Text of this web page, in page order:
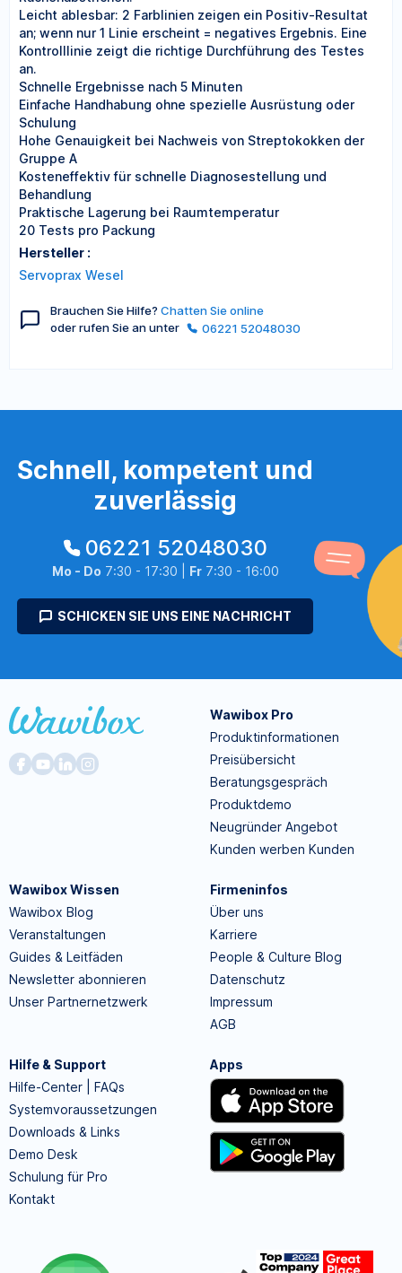
Leicht ablesbar: 2 Farblinien zeigen ein Positiv-Resultat
an; wenn nur 1 Linie erscheint = negatives Ergebnis. Eine
Kontrolllinie zeigt die richtige Durchführung des Testes
an.
Schnelle Ergebnisse nach 5 Minuten
Einfache Handhabung ohne spezielle Ausrüstung oder
Schulung
Hohe Genauigkeit bei Nachweis von Streptokokken der
Gruppe A
Kosteneffektiv für schnelle Diagnosestellung und
Behandlung
Praktische Lagerung bei Raumtemperatur
20 Tests pro Packung
Hersteller :
Servoprax Wesel
Brauchen Sie Hilfe? Chatten Sie online
oder rufen Sie an unter
06221 52048030
Schnell, kompetent und
zuverlässig
06221 52048030
Mo - Do 7:30 - 17:30 | Fr7:30 - 16:00
SCHICKEN SIE UNS EINE NACHRICHT
Wawibox Pro
Produktinformationen
Preisübersicht
Beratungsgespräch
Produktdemo
Neugründer Angebot
Kunden werben Kunden
Wawibox Wissen
Wawibox Blog
Veranstaltungen
Guides & Leitfäden
Newsletter abonnieren
Unser Partnernetzwerk
Firmeninfos
Über uns
Karriere
People & Culture Blog
Datenschutz
Impressum
AGB
Hilfe & Support
Hilfe-Center | FAQs
Systemvoraussetzungen
Downloads & Links
Demo Desk
Schulung für Pro
Kontakt
Apps